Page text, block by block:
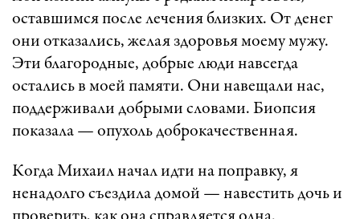
оставшимся после лечения близких. От денег
они отказались, желая здоровья моему мужу.
Эти благородные, добрые люди навсегда
остались в моей памяти. Они навещали нас,
поддерживали добрыми словами. Биопсия
показала — опухоль доброкачественная.
Когда Михаил начал идти на поправку, я
ненадолго съездила домой — навестить дочь и